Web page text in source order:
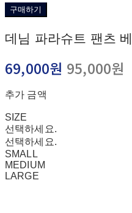
구매하기
데님 파라슈트 팬츠
69,000원 95,000원
추가 금액
SIZE
선택하세요.
선택하세요.
SMALL
MEDIUM
LARGE